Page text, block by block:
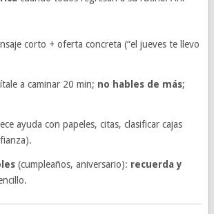
corto + oferta concreta (“el jueves te llevo
a caminar 20 min; no hables de más;
ayuda con papeles, citas, clasificar cajas
(cumpleaños, aniversario): recuerda y